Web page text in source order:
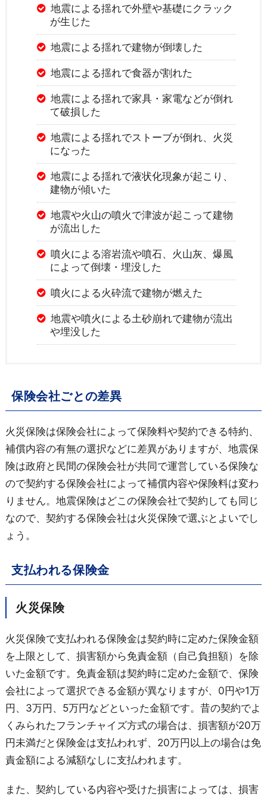
地震による揺れで外壁や基礎にクラック
が生じた
地震による揺れで建物が倒壊した
地震による揺れで食器が割れた
地震による揺れで家具・家電などが倒れ
て破損した
地震による揺れでストーブが倒れ、火災
になった
地震による揺れで液状化現象が起こり、
建物が傾いた
地震や火山の噴火で津波が起こって建物
が流出した
噴火による溶岩流や噴石、火山灰、爆風
によって倒壊・埋没した
噴火による火砕流で建物が燃えた
地震や噴火による土砂崩れで建物が流出
や埋没した
保険会社ごとの差異
火災保険は保険会社によって保険料や契約できる特約、
補償内容の有無の選択などに差異がありますが、地震保
険は政府と民間の保険会社が共同で運営している保険な
ので契約する保険会社によって補償内容や保険料は変わ
りません。地震保険はどこの保険会社で契約しても同じ
なので、契約する保険会社は火災保険で選ぶとよいでし
ょう。
支払われる保険金
火災保険
火災保険で支払われる保険金は契約時に定めた保険金額
を上限として、損害額から免責金額（自己負担額）を除
いた金額です。免責金額は契約時に定めた金額で、保険
会社によって選択できる金額が異なりますが、0円や1万
円、3万円、5万円などといった金額です。昔の契約でよ
くみられたフランチャイズ方式の場合は、損害額が20万
円未満だと保険金は支払われず、20万円以上の場合は免
責金額による減額なしに支払われます。
また、契約している内容や受けた損害によっては、損害